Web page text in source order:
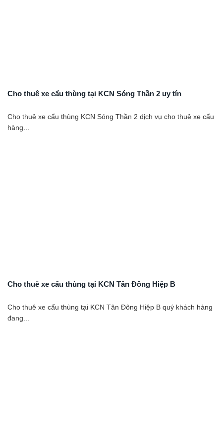
Cho thuê xe cẩu thùng tại KCN Sóng Thần 2 uy tín
Cho thuê xe cẩu thùng KCN Sóng Thần 2 dịch vụ cho thuê xe cẩu
hàng...
Cho thuê xe cẩu thùng tại KCN Tân Đông Hiệp B
Cho thuê xe cẩu thùng tại KCN Tân Đông Hiệp B quý khách hàng
đang...